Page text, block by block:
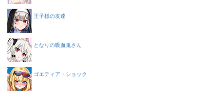
王子様の友達
となりの吸血鬼さん
ゴエティア・ショック